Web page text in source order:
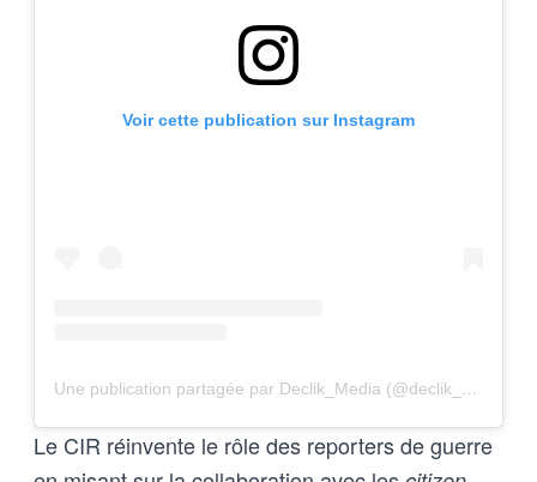
Voir cette publication sur Instagram
Une publication partagée par Declik_Media (@declik_media)
Le CIR réinvente le rôle des reporters de guerre